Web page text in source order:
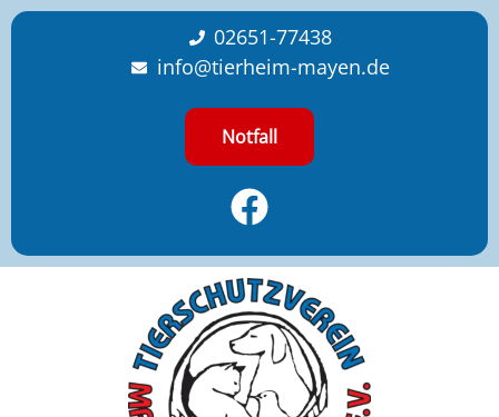
content
02651-77438
info@tierheim-mayen.de
Notfall